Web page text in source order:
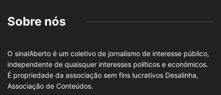
Sobre nós
O sinalAberto é um coletivo de jornalismo de interesse público,
independente de quaisquer interesses políticos e económicos.
É propriedade da associação sem fins lucrativos Desalinha,
Associação de Conteúdos.